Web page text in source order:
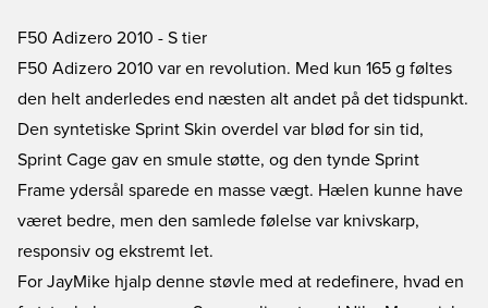
F50 Adizero 2010 - S tier
F50 Adizero 2010 var en revolution. Med kun 165 g føltes
den helt anderledes end næsten alt andet på det tidspunkt.
Den syntetiske Sprint Skin overdel var blød for sin tid,
Sprint Cage gav en smule støtte, og den tynde Sprint
Frame ydersål sparede en masse vægt. Hælen kunne have
været bedre, men den samlede følelse var knivskarp,
responsiv og ekstremt let.
For JayMike hjalp denne støvle med at redefinere, hvad en